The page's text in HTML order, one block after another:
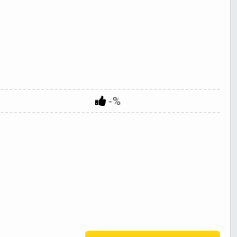
-%